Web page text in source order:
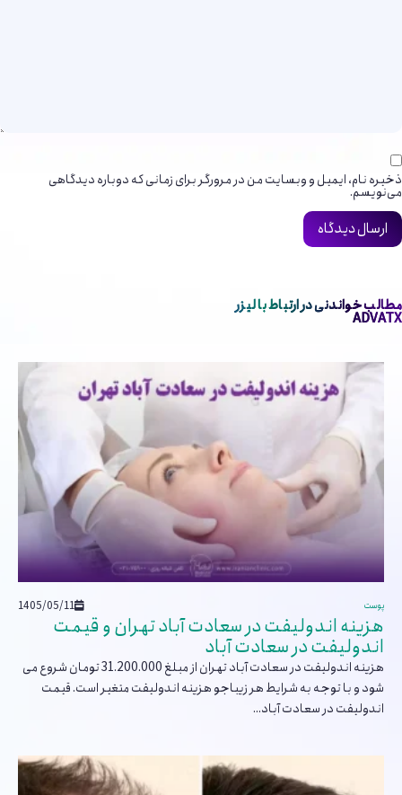
ذخیره نام، ایمیل و وبسایت من در مرورگر برای زمانی که دوباره دیدگاهی
می‌نویسم.
مطالب خواندنی در ارتباط با لیزر
ADVATX
پوست 1405/05/11
هزینه اندولیفت در سعادت آباد تهران و قیمت
اندولیفت در سعادت آباد
هزینه اندولیفت در سعادت آباد تهران از مبلغ 31.200.000 تومان شروع می
شود و با توجه به شرایط هر زیباجو هزینه اندولیفت متغیر است. قیمت
اندولیفت در سعادت آباد...